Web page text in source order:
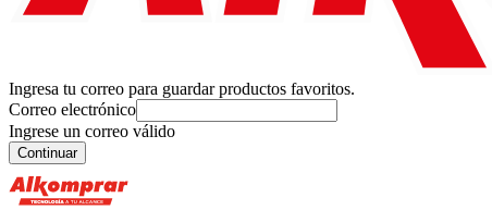
Ingresa tu correo para guardar productos favoritos.
Correo electrónico
Ingrese un correo válido
Continuar